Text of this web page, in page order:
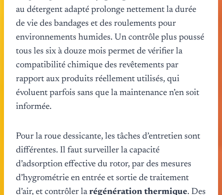
au détergent adapté prolonge nettement la durée
de vie des bandages et des roulements pour
environnements humides. Un contrôle plus poussé
tous les six à douze mois permet de vérifier la
compatibilité chimique des revêtements par
rapport aux produits réellement utilisés, qui
évoluent parfois sans que la maintenance n’en soit
informée.
Pour la roue dessicante, les tâches d’entretien sont
différentes. Il faut surveiller la capacité
d’adsorption effective du rotor, par des mesures
d’hygrométrie en entrée et sortie de traitement
d’air, et contrôler larégénération thermique. Des